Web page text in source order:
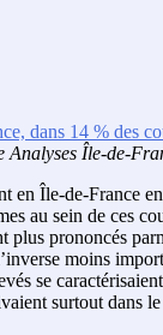
dans 14 % des
Analyses Île-de-
en Île-de-France
au sein de ces
plus prononcés
moins
se
surtout dans